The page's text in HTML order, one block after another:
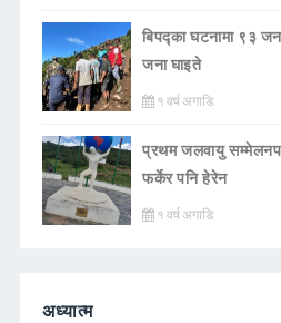
बिपद्का घटनामा ९३
जना घाइते
१ वर्ष अगाडि
प्रथम जलवायु
फर्केर पनि हेरेन
१ वर्ष अगाडि
अध्यात्म